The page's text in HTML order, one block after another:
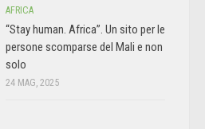
AFRICA
“Stay human. Africa”. Un sito per le
persone scomparse del Mali e non
solo
24 MAG, 2025